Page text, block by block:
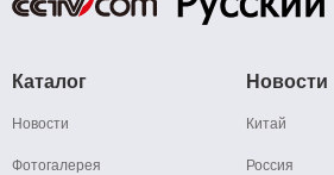
Каталог
Новости
Фотогалерея
Новости
Китай
Россия